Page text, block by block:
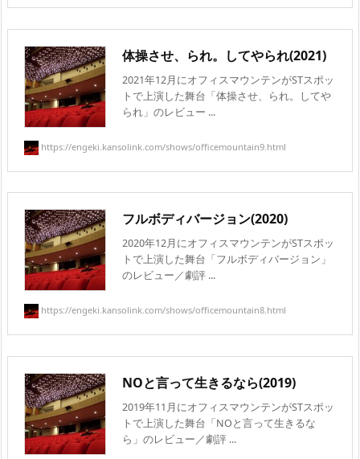
体操させ、られ。してやられ(2021)
2021年12月にオフィスマウンテンがSTスポッ
トで上演した舞台「体操させ、られ。してや
られ」のレビュー ...
https://engeki.kansolink.com/shows/officemountain9.html
フルボディバージョン(2020)
2020年12月にオフィスマウンテンがSTスポッ
トで上演した舞台「フルボディバージョン」
のレビュー／劇評 ...
https://engeki.kansolink.com/shows/officemountain8.html
NOと言って生きるなら(2019)
2019年11月にオフィスマウンテンがSTスポッ
トで上演した舞台「NOと言って生きるな
ら」のレビュー／劇評 ...